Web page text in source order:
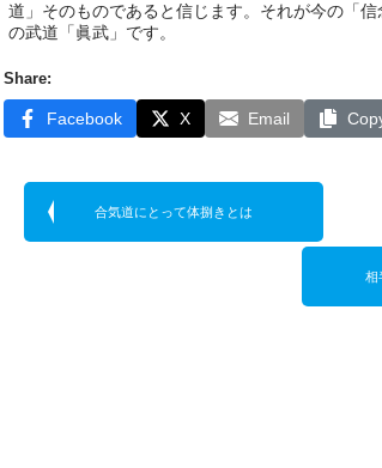
道」そのものであると信じます。それが今の「
の武道「眞武」です。
Share:
Facebook X Email
合気道にとって体捌きとは
相